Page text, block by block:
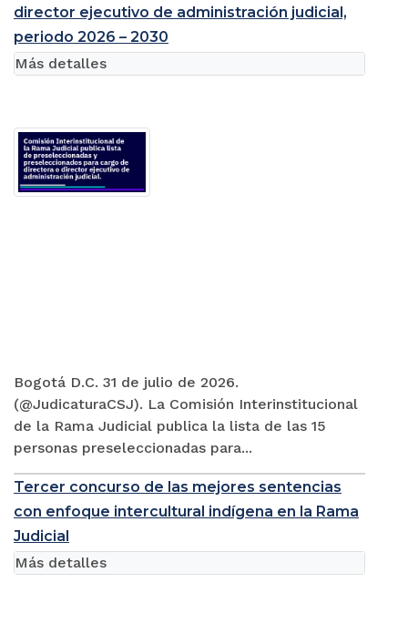
director ejecutivo de administración judicial,
periodo 2026 – 2030
Bogotá D.C. 31 de julio de 2026.
(@JudicaturaCSJ). La Comisión Interinstitucional
de la Rama Judicial publica la lista de las 15
personas preseleccionadas para...
Más detalles
Tercer concurso de las mejores sentencias
con enfoque intercultural indígena en la Rama
Judicial
Más detalles